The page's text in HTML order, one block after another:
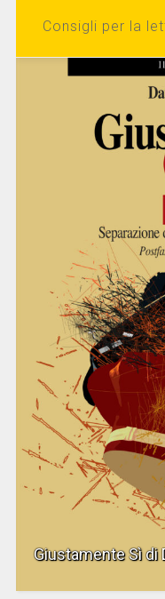
Consigli per la
Giustamente Sì di